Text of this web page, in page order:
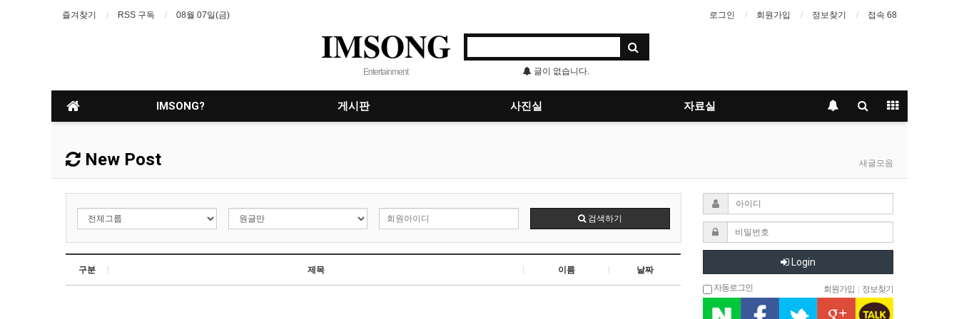
즐겨찾기 RSS 구독 08월 07일(금) 로그인 회원가입 정보찾기 접속 68
IMSONG
Entertainment 글이 없습니다.
IMSONG? 게시판 사진실 자료실
New Post 새글모음
검색하기
구분 제목 이름 날짜
Login
자동로그인 회원가입 정보찾기